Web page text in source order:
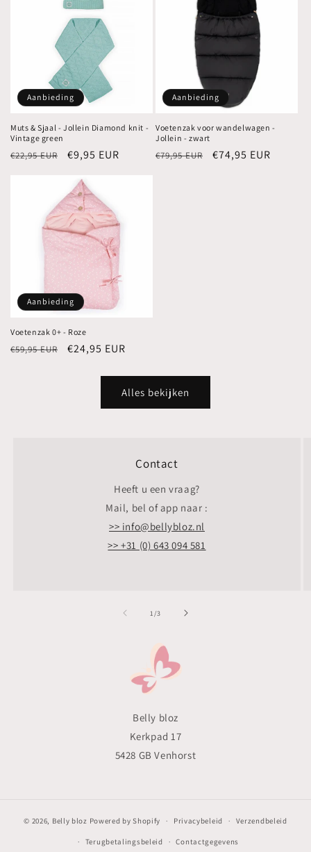
Aanbieding
Muts & Sjaal - Jollein Diamond knit -
Vintage green
Normale
€22,95 EUR Aanbiedingsprijs
€9,95 EUR
Aanbieding
Voetenzak voor wandelwagen -
Jollein - zwart
Normale
€79,95 EUR Aanbiedingsprijs
€74,95 EUR
Aanbieding
Voetenzak 0+ - Roze
Normale
€59,95 EUR Aanbiedingsprijs
€24,95 EUR
Alles bekijken
Contact
Heeft u een vraag?
Mail, bel of app naar :
>> info@bellybloz.nl
>> +31 (0) 643 094 581
1 /van
3
Belly bloz
Kerkpad 17
5428 GB Venhorst
© 2026, Belly bloz Powered by Shopify Privacybeleid Verzendbeleid
Terugbetalingsbeleid Contactgegevens